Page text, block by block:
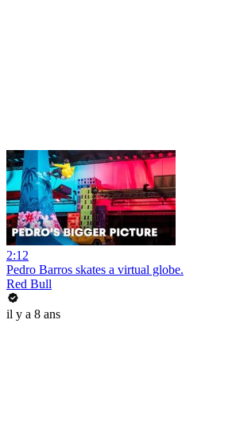
2:12
Pedro Barros skates a virtual globe.
Red Bull
il y a 8 ans